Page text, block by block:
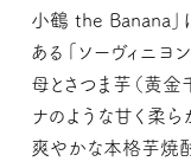
小鶴 the Banana」
ある「ソーヴィニ
母とさつま芋（黄金
ナのような甘く柔
爽やかな本格芋焼酎